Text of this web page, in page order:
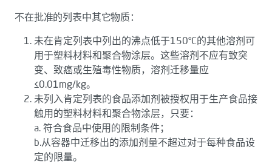
不在批准的列表中其它物质：
未在肯定列表中列出的沸点低于150°C的其他溶剂可
用于塑料材料和聚合物涂层。这些溶剂不应有致突
变、致癌或生殖毒性物质，溶剂迁移量应
≤0.01mg/kg。
未列入肯定列表的食品添加剂被授权用于生产食品接
触用的塑料材料和聚合物涂层，只要：
a. 符合食品中使用的限制条件；
b.从容器中迁移出的添加剂量不超过对于每种食品设
定的限量。